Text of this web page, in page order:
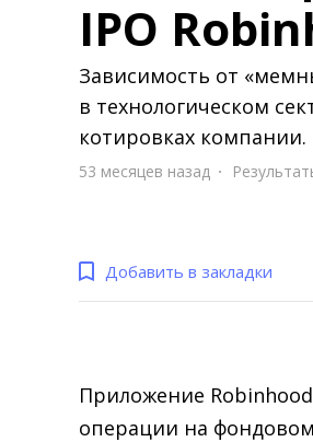
IPO
Зависимость от
в технологическом
котировках компании.
53 месяцев назад
Добавить в закладки
Приложение
операции на